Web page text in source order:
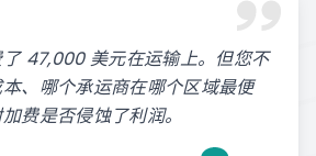
47,000 美元在运输上。但您不
、哪个承运商在哪个区域最便
费是否侵蚀了利润。